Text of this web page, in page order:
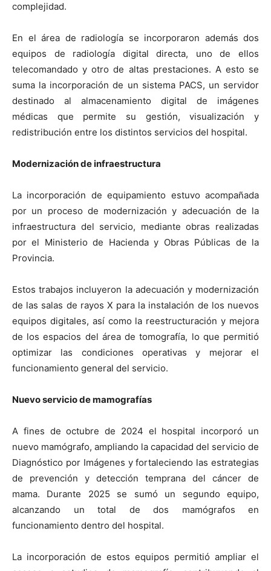
complejidad.
En el área de radiología se incorporaron además dos
equipos de radiología digital directa, uno de ellos
telecomandado y otro de altas prestaciones. A esto se
suma la incorporación de un sistema PACS, un servidor
destinado al almacenamiento digital de imágenes
médicas que permite su gestión, visualización y
redistribución entre los distintos servicios del hospital.
Modernización de infraestructura
La incorporación de equipamiento estuvo acompañada
por un proceso de modernización y adecuación de la
infraestructura del servicio, mediante obras realizadas
por el Ministerio de Hacienda y Obras Públicas de la
Provincia.
Estos trabajos incluyeron la adecuación y modernización
de las salas de rayos X para la instalación de los nuevos
equipos digitales, así como la reestructuración y mejora
de los espacios del área de tomografía, lo que permitió
optimizar las condiciones operativas y mejorar el
funcionamiento general del servicio.
Nuevo servicio de mamografías
A fines de octubre de 2024 el hospital incorporó un
nuevo mamógrafo, ampliando la capacidad del servicio de
Diagnóstico por Imágenes y fortaleciendo las estrategias
de prevención y detección temprana del cáncer de
mama. Durante 2025 se sumó un segundo equipo,
alcanzando un total de dos mamógrafos en
funcionamiento dentro del hospital.
La incorporación de estos equipos permitió ampliar el